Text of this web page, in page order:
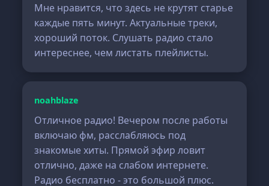
Мне нравится, что здесь не крутят старье
каждые пять минут. Актуальные треки,
хороший поток. Слушать радио стало
интереснее, чем листать плейлисты.
noahblaze
Отличное радио! Вечером после работы
включаю фм, расслабляюсь под
знакомые хиты. Прямой эфир ловит
отлично, даже на слабом интернете.
Радио бесплатно - это большой плюс.